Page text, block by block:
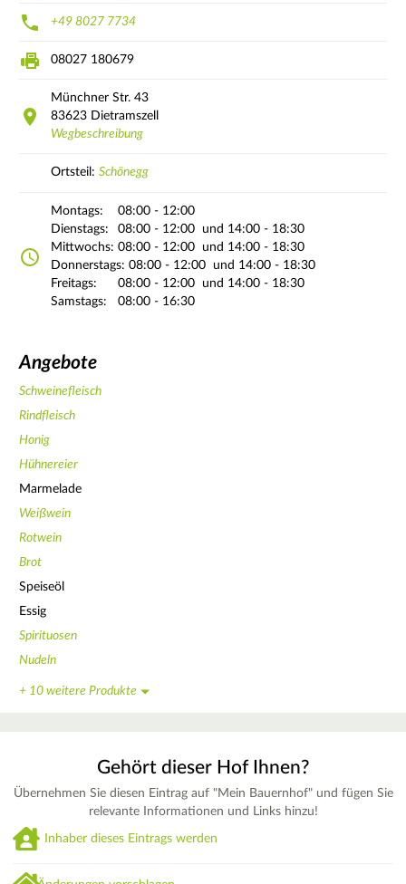
+49 8027 7734
08027 180679
Münchner Str. 43
83623 Dietramszell
Wegbeschreibung
Ortsteil: Schönegg
Montags:
08:00 - 12:00
Dienstags:
08:00 - 12:00
und 14:00 - 18:30
Mittwochs: 08:00 - 12:00
und 14:00 - 18:30
Donnerstags: 08:00 - 12:00
und 14:00 - 18:30
Freitags:
08:00 - 12:00
und 14:00 - 18:30
Samstags:
08:00 - 16:30
Angebote
Schweinefleisch
Rindfleisch
Honig
Hühnereier
Marmelade
Weißwein
Rotwein
Brot
Speiseöl
Essig
Spirituosen
Nudeln
+ 10 weitere Produkte
Gehört dieser Hof Ihnen?
Übernehmen Sie diesen Eintrag auf "Mein Bauernhof" und fügen Sie
relevante Informationen und Links hinzu!
Inhaber dieses Eintrags werden